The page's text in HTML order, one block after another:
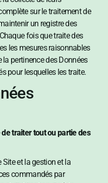
sur le traitement de
un registre des
fois que traite des
les mesures raisonnables
la pertinence des Données
pour lesquelles les traite.
traiter tout ou partie des
et la gestion et la
commandés par